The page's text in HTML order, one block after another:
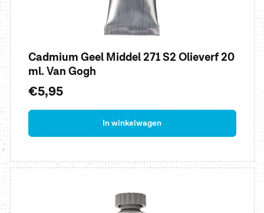
Cadmium Geel Middel 271 S2 Olieverf 20
ml. Van Gogh
Normale
prijs
€5,95
In winkelwagen